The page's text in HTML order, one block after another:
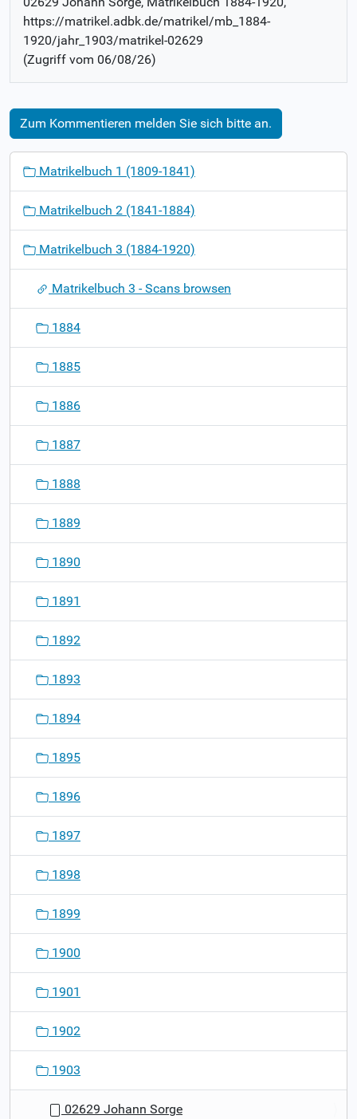
https://matrikel.adbk.de/matrikel/mb_1884-
1920/jahr_1903/matrikel-02629
(Zugriff vom 06/08/26)
Zum Kommentieren melden Sie sich bitte an.
o
Matrikelbuch 1 (1809-1841)
Matrikelbuch 2 (1841-1884)
Matrikelbuch 3 (1884-1920)
Matrikelbuch 3 - Scans browsen
1884
1885
1886
1887
1888
1889
1890
1891
1892
1893
1894
1895
1896
1897
1898
1899
1900
1901
1902
1903
02629 Johann Sorge